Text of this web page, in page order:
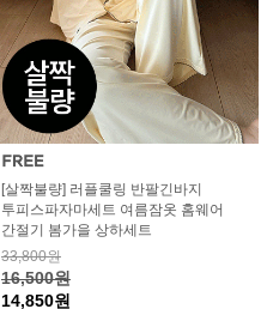
[살짝불량] 러플쿨링 반팔긴바지
투피스파자마세트 여름잠옷 홈웨어
간절기 봄가을 상하세트
33,800원
16,500원
14,850원